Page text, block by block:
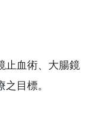
止血術、大腸鏡
目標。